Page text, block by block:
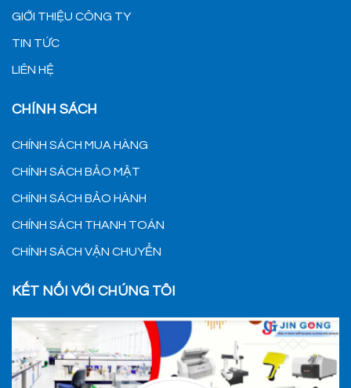
GIỚI THIỆU CÔNG TY
TIN TỨC
LIÊN HỆ
CHÍNH SÁCH
CHÍNH SÁCH MUA HÀNG
CHÍNH SÁCH BẢO MẬT
CHÍNH SÁCH BẢO HÀNH
CHÍNH SÁCH THANH TOÁN
CHÍNH SÁCH VẬN CHUYỂN
KẾT NỐI VỚI CHÚNG TÔI